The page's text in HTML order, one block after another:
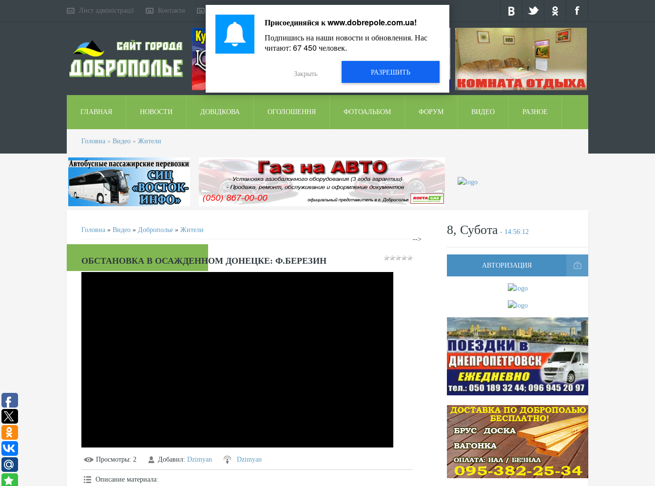
Лист адміністрації Контакти
ГЛАВНАЯ НОВОСТИ ДОВІДКОВА ОГОЛОШЕННЯ ФОТОАЛЬБОМ ФОРУМ ВИДЕО РАЗНОЕ
Головна » Видео » Жители
Головна » Видео » Доброполье » Жители
ОБСТАНОВКА В ОСАЖДЕННОМ ДОНЕЦКЕ: Ф.БЕРЕЗИН
Просмотры: 2 Добавил: Dzimyan Dzimyan
Описание материала:
8, Субота - 14:56:12
АВТОРИЗАЦИЯ
-->
Присоединяйся кwww.dobrepole.com.ua!
Подпишись на наши новости и обновления. Нас
читают: 67 450 человек.
РАЗРЕШИТЬ
Закрыть